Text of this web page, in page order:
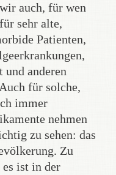
auch, für wen
sehr alte,
Patienten,
anderen
für solche,
immer
nehmen
zu sehen: das
Zu
es ist in der